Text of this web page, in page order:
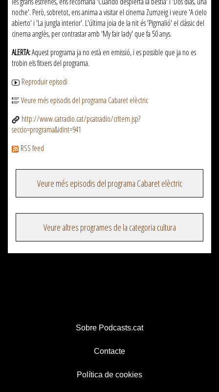
noche'. Però, sobretot, ens anima a visitar el cinema Zumzeig i veure 'A cielo
abierto' i 'La jungla interior'. L'última joia de la nit és 'Pigmalió' el clássic del
cinema anglès, per contrastar amb 'My fair lady' que fa 50 anys.
ALERTA:Aquest programa ja no està en emissió, i es possible que ja no es
trobin els fitxers del programa.
Reproduir episodi
Veure més episodis del programa Cabaret elèctric
http://www.catradio.cat/pcatradio/crItem.jsp?
seccio=programa&idint=941
RSS feed
Veure més episodis del programa Cabaret elèctric
Veure altres programes de la categoria cultura
Sobre Podcasts.cat
Contacte
Política de cookies